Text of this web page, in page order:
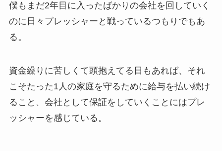
僕もまだ2年目に入ったばかりの会社を回していく
のに日々プレッシャーと戦っているつもりでもあ
る。
資金繰りに苦しくて頭抱えてる日もあれば、それ
こそたった1人の家庭を守るために給与を払い続け
ること、会社として保証をしていくことにはプレ
ッシャーを感じている。